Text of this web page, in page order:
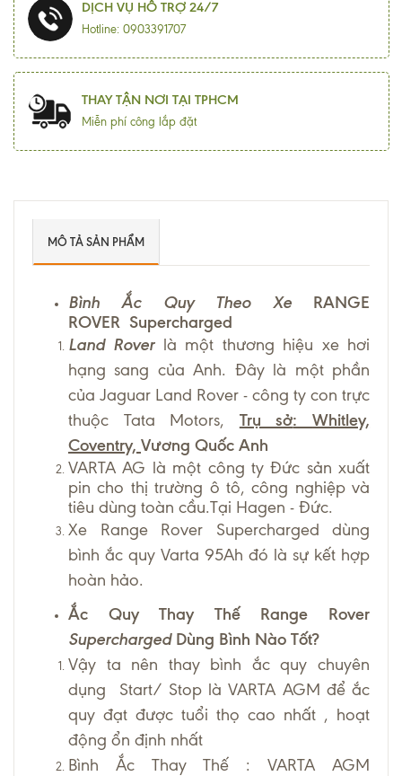
DỊCH VỤ HỖ TRỢ 24/7
Hotline: 0903391707
THAY TẬN NƠI TẠI TPHCM
Miễn phí công lắp đặt
MÔ TẢ SẢN PHẨM
Bình Ắc Quy Theo Xe RANGE
ROVER Supercharged
Land Roverlà một thương hiệu xe hơi
hạng sang của Anh. Đây là một phần
của Jaguar Land Rover - công ty con trực
thuộc Tata Motors, Trụ sở:Whitley,
Coventry, Vương Quốc Anh
VARTA AG là một công ty Đức sản xuất
pin cho thị trường ô tô, công nghiệp và
tiêu dùng toàn cầu.Tại Hagen - Đức.
Xe Range Rover Supercharged dùng
bình ắc quy Varta 95Ah đó là sự kết hợp
hoàn hảo.
Ắc Quy Thay Thế Range Rover
Supercharged Dùng Bình Nào Tốt?
Vậy ta nên thay bình ắc quy chuyên
dụng Start/ Stop là VARTA AGM để ắc
quy đạt được tuổi thọ cao nhất , hoạt
động ổn định nhất
Bình Ắc Thay Thế : VARTA AGM